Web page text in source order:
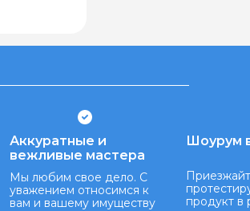
Аккуратные и
вежливые мастера
Мы любим свое дело. С
уважением относимся к
вам и вашему имуществу
Шоурум
продукт в